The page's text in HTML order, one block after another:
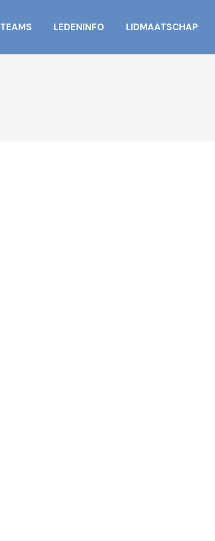
TEAMS LEDENINFO LIDMAATSCHAP